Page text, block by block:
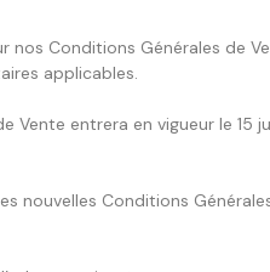
nos Conditions Générales de
applicables.
Vente entrera en vigueur le
nouvelles Conditions